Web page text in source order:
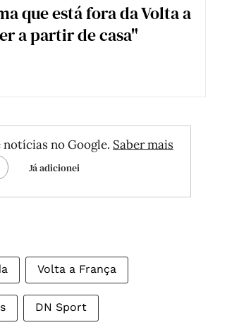
que está fora da Volta a
a partir de casa"
no Google. Saber mais
Já adicionei
Volta a França
DN Sport